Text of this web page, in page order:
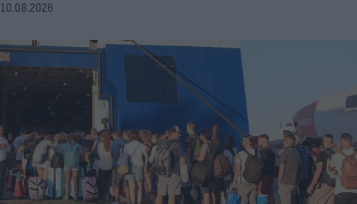
10.08.2026